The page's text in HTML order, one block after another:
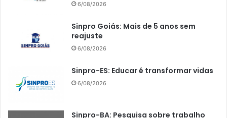
6/08/2026
Sinpro Goiás: Mais de 5 anos sem
reajuste
6/08/2026
Sinpro-ES: Educar é transformar vidas
6/08/2026
Sinpro-BA: Pesquisa sobre trabalho